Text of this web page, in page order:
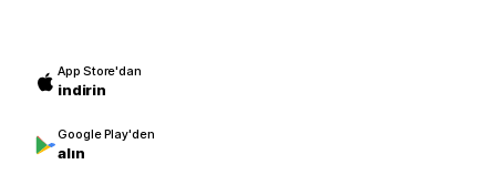
App Store'dan
indirin
Google Play'den
alın